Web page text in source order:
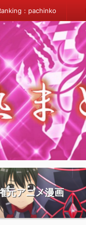
：pachinko
元アニメ漫画